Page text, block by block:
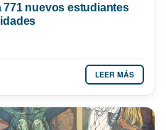
771 nuevos estudiantes
LEER MÁS